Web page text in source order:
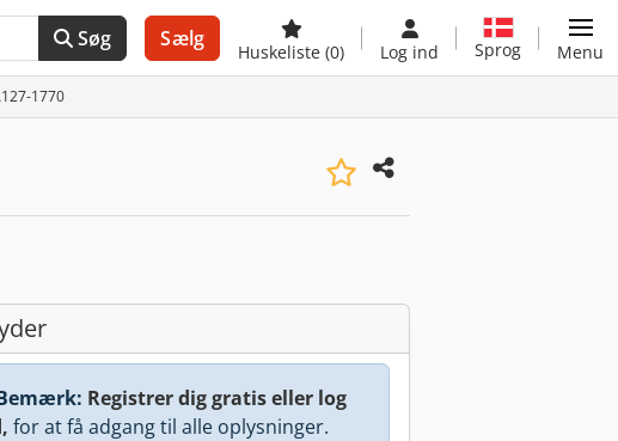
Søg Sælg
Huskeliste (0) Log ind Sprog Menu
1770
Registrer dig gratis eller log
for at få adgang til alle oplysninger.